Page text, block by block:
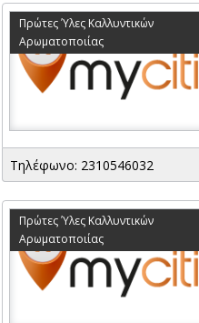
Πρώτες Ύλες Καλλυντικών
Αρωματοποιίας
Τηλέφωνο: 2310546032
Πρώτες Ύλες Καλλυντικών
Αρωματοποιίας